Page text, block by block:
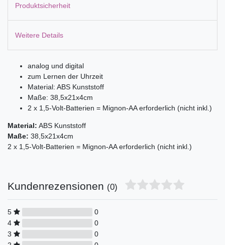
Produktsicherheit
Weitere Details
analog und digital
zum Lernen der Uhrzeit
Material: ABS Kunststoff
Maße: 38,5x21x4cm
2 x 1,5-Volt-Batterien = Mignon-AA erforderlich (nicht inkl.)
Material: ABS Kunststoff
Maße: 38,5x21x4cm
2 x 1,5-Volt-Batterien = Mignon-AA erforderlich (nicht inkl.)
Kundenrezensionen (0)
5
0
4
0
3
0